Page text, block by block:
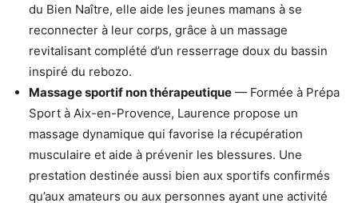
du Bien Naître, elle aide les jeunes mamans à se
reconnecter à leur corps, grâce à un massage
revitalisant complété d’un resserrage doux du bassin
inspiré du rebozo.
Massage sportif non thérapeutique — Formée à Prépa
Sport à Aix-en-Provence, Laurence propose un
massage dynamique qui favorise la récupération
musculaire et aide à prévenir les blessures. Une
prestation destinée aussi bien aux sportifs confirmés
qu’aux amateurs ou aux personnes ayant une activité